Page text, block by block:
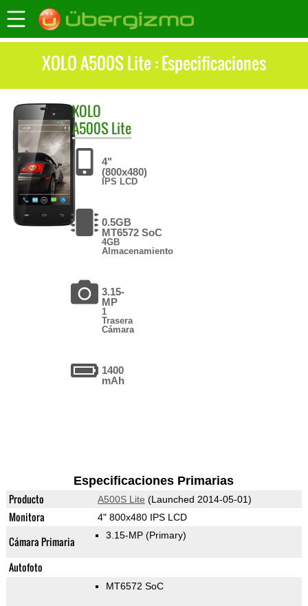
XOLO A500S Lite : Especificaciones
XOLO
A500S Lite
4"
(800x480)
IPS LCD
0.5GB
MT6572 SoC
4GB
Almacenamiento
3.15-
MP
1
Trasera
Cámara
1400
mAh
Especificaciones Primarias
Producto A500S Lite (Launched 2014-05-01)
Monitora 4" 800x480 IPS LCD
Cámara Primaria 3.15-MP (Primary)
Autofoto
MT6572 SoC